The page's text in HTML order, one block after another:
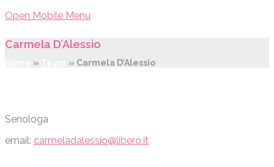
Open Mobile Menu
Carmela D’Alessio
» » Carmela D’Alessio
Senologa
email: carmeladalessio@libero.it